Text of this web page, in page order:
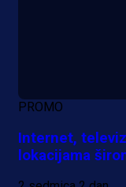
PROMO
Internet,
lokacijama